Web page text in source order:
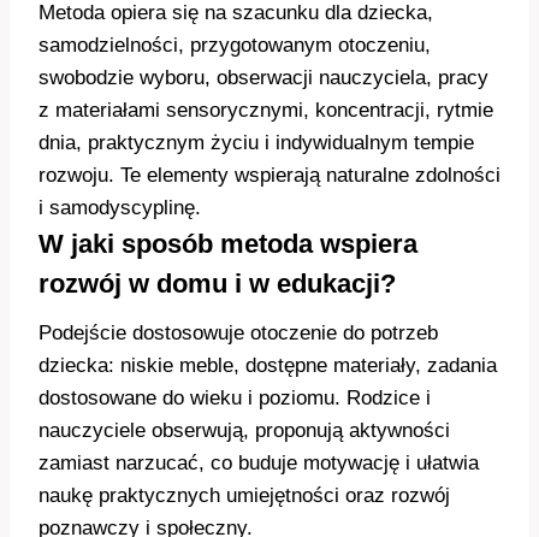
Metoda opiera się na szacunku dla dziecka,
samodzielności, przygotowanym otoczeniu,
swobodzie wyboru, obserwacji nauczyciela, pracy
z materiałami sensorycznymi, koncentracji, rytmie
dnia, praktycznym życiu i indywidualnym tempie
rozwoju. Te elementy wspierają naturalne zdolności
i samodyscyplinę.
W jaki sposób metoda wspiera
rozwój w domu i w edukacji?
Podejście dostosowuje otoczenie do potrzeb
dziecka: niskie meble, dostępne materiały, zadania
dostosowane do wieku i poziomu. Rodzice i
nauczyciele obserwują, proponują aktywności
zamiast narzucać, co buduje motywację i ułatwia
naukę praktycznych umiejętności oraz rozwój
poznawczy i społeczny.